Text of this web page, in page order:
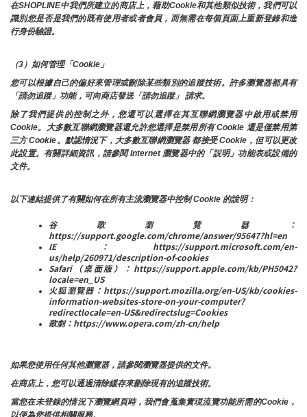
在SHOPLINE中我們所建立的商店上，藉助Cookie和其他類似技術，我們可以
識別您是否是我們的既有使用者或者會員，而無需在每個頁面上重新登錄和進
行身份驗證。
（3）如何管理「Cookie」
您可以根據自己的偏好來管理或刪除某些類別的追蹤技術。許多瀏覽器都具有
「請勿追蹤」功能，可向商店發送「請勿追蹤」 請求。
除了我們提供的控制之外，您還可以選擇在其互聯網瀏覽器中啟用或禁用
Cookie。大多數互聯網瀏覽器還允許您選擇是禁用所有 Cookie 還是僅禁用第
三方 Cookie。默認情況下，大多數互聯網瀏覽器 都接受 Cookie，但可以更改
此設置。有關詳細資訊，請參閱 Internet 瀏覽器中的「説明」功能表或設備的
文件。
以下連結提供了有關如何在所有主流瀏覽器中控制 Cookie 的說明：
谷歌瀏覽器：
https://support.google.com/chrome/answer/95647?hl=en
IE：https://support.microsoft.com/en-
us/help/260971/description-of-cookies
Safari（桌面版）：https://support.apple.com/kb/PH5042?
locale=en_US
火狐瀏覽器：https://support.mozilla.org/en-US/kb/cookies-
information-websites-store-on-your-computer?
redirectlocale=en-US&redirectslug=Cookies
歌劇：https://www.opera.com/zh-cn/help
如果您使用任何其他瀏覽器，請參閱瀏覽器提供的文件。
在商店上，您可以通過清除緩存來刪除現有的追蹤技術。
當您在未登錄的情況下瀏覽網頁時，我們會蒐集實現流覽功能所需的Cookie，